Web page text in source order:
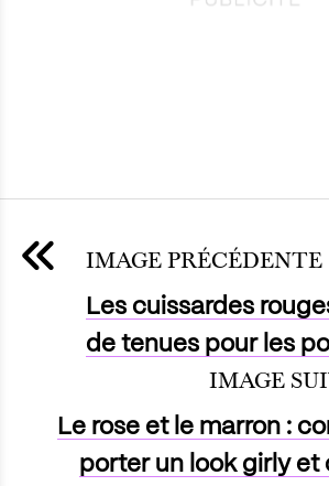
IMAGE PRÉCÉDENTE
Les cuissardes
de tenues pour les
IMAGE
Le rose et le marron :
porter un look girly et